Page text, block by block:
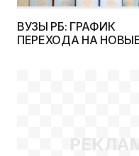
ВУЗЫ РБ: ГРАФИК
ПЕРЕХОДА НА